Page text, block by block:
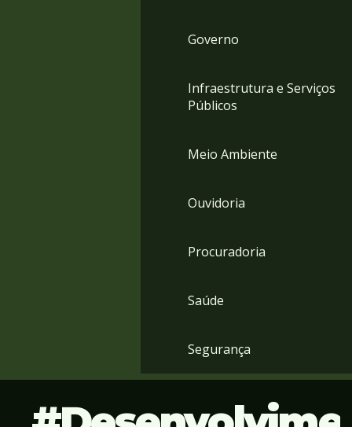
Governo
Infraestrutura e Serviços
Públicos
Meio Ambiente
Ouvidoria
Procuradoria
Saúde
Segurança